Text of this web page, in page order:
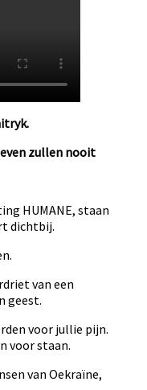
zullen nooit
HUMANE, staan
dichtbij.
van een
geest.
voor jullie pijn.
voor staan.
van Oekraïne,